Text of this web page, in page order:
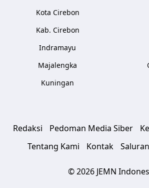
Kota Cirebon
Kab. Cirebon
Indramayu
Majalengka
Kuningan
Redaksi Pedoman Media Siber
Tentang Kami
Kontak
© 2026 JEMN